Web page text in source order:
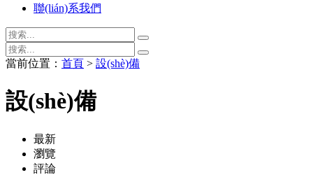
聯(lián)系我們
當前位置： 首頁 > 設(shè)備
設(shè)備
最新
瀏覽
評論